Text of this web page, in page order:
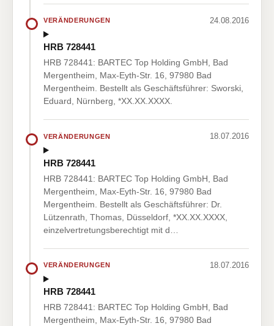
VERÄNDERUNGEN 24.08.2016
HRB 728441
HRB 728441: BARTEC Top Holding GmbH, Bad
Mergentheim, Max-Eyth-Str. 16, 97980 Bad
Mergentheim. Bestellt als Geschäftsführer: Sworski,
Eduard, Nürnberg, *XX.XX.XXXX.
VERÄNDERUNGEN 18.07.2016
HRB 728441
HRB 728441: BARTEC Top Holding GmbH, Bad
Mergentheim, Max-Eyth-Str. 16, 97980 Bad
Mergentheim. Bestellt als Geschäftsführer: Dr.
Lützenrath, Thomas, Düsseldorf, *XX.XX.XXXX,
einzelvertretungsberechtigt mit d…
VERÄNDERUNGEN 18.07.2016
HRB 728441
HRB 728441: BARTEC Top Holding GmbH, Bad
Mergentheim, Max-Eyth-Str. 16, 97980 Bad